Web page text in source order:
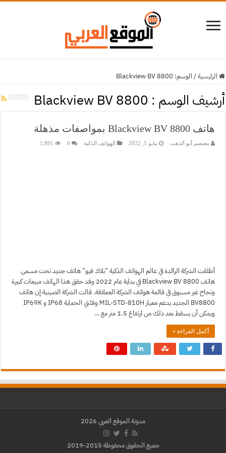
الرئيسية/ الوسم: Blackview BV 8800
أرشيف الوسم : Blackview BV 8800
هاتف Blackview BV 8800 بمواصفات مذهلة
معتصم أبو الذهب مايو 5, 2022 الهواتف الذكية 0
1,891
أطلقت الشركة الرائدة في عالم الهواتف الذكية “بلاك فيو” هاتف جديد تحت مسمى
هاتف Blackview BV 8800 في بداية عام 2022 وقد حقق هذا الهاتف مبيعات كبيرة
ونجاح غير مسبوق في قائمة هواتف الشركة العملاقة. قالت الشركة الصينية إن هاتف
BV8800 الجديد يدعم معيار MIL-STD-810H وفئتي الحماية IP68 و IP69K
ويمكن أن يسقط بعد ذلك من ارتفاع 1.5 متر مع …
أكمل القراءة »
مدونة الموقع العربي 2026
جميع الحقوق محفوظة 2015-2019